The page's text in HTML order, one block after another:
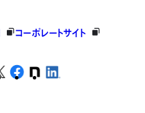
コーポレートサイト